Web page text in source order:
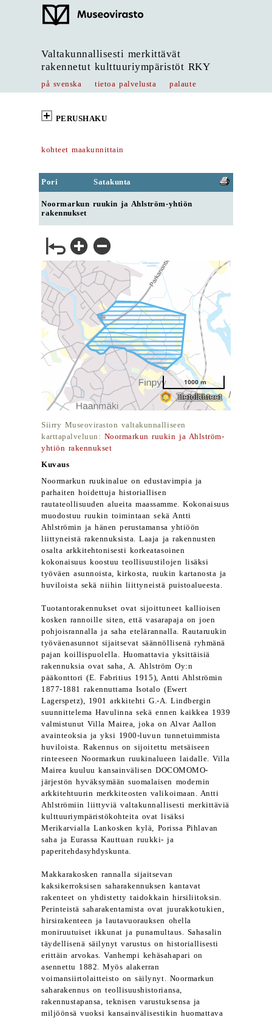
Valtakunnallisesti merkittävät
rakennetut kulttuuriympäristöt RKY
på svenska tietoa palvelusta palaute
PERUSHAKU
kohteet maakunnittain
Pori Satakunta
Noormarkun ruukin ja Ahlström-yhtiön
rakennukset
Siirry Museoviraston valtakunnalliseen
karttapalveluun: Noormarkun ruukin ja Ahlström-
yhtiön rakennukset
Kuvaus
Noormarkun ruukinalue on edustavimpia ja
parhaiten hoidettuja historiallisen
rautateollisuuden alueita maassamme. Kokonaisuus
muodostuu ruukin toimintaan sekä Antti
Ahlströmin ja hänen perustamansa yhtiöön
liittyneistä rakennuksista. Laaja ja rakennusten
osalta arkkitehtonisesti korkeatasoinen
kokonaisuus koostuu teollisuustilojen lisäksi
työväen asunnoista, kirkosta, ruukin kartanosta ja
huviloista sekä niihin liittyneistä puistoalueesta.
Tuotantorakennukset ovat sijoittuneet kallioisen
kosken rannoille siten, että vasarapaja on joen
pohjoisrannalla ja saha etelärannalla. Rautaruukin
työväenasunnot sijaitsevat säännöllisenä ryhmänä
pajan koillispuolella. Huomattavia yksittäisiä
rakennuksia ovat saha, A. Ahlström Oy:n
pääkonttori (E. Fabritius 1915), Antti Ahlströmin
1877-1881 rakennuttama Isotalo (Ewert
Lagerspetz), 1901 arkkitehti G.-A. Lindbergin
suunnittelema Havulinna sekä ennen kaikkea 1939
valmistunut Villa Mairea, joka on Alvar Aallon
avainteoksia ja yksi 1900-luvun tunnetuimmista
huviloista. Rakennus on sijoitettu metsäiseen
rinteeseen Noormarkun ruukinalueen laidalle. Villa
Mairea kuuluu kansainvälisen DOCOMOMO-
järjestön hyväksymään suomalaisen modernin
arkkitehtuurin merkkiteosten valikoimaan. Antti
Ahlströmiin liittyviä valtakunnallisesti merkittäviä
kulttuuriympäristökohteita ovat lisäksi
Merikarvialla Lankosken kylä, Porissa Pihlavan
saha ja Eurassa Kauttuan ruukki- ja
paperitehdasyhdyskunta.
Makkarakosken rannalla sijaitsevan
kaksikerroksisen saharakennuksen kantavat
rakenteet on yhdistetty taidokkain hirsiliitoksin.
Perinteistä saharakentamista ovat juurakkotukien,
hirsirakenteen ja lautavuorauksen ohella
moniruutuiset ikkunat ja punamultaus. Sahasalin
täydellisenä säilynyt varustus on historiallisesti
erittäin arvokas. Vanhempi kehäsahapari on
asennettu 1882. Myös alakerran
voimansiirtolaitteisto on säilynyt. Noormarkun
saharakennus on teollisuushistoriansa,
rakennustapansa, teknisen varustuksensa ja
miljöönsä vuoksi kansainvälisestikin huomattava